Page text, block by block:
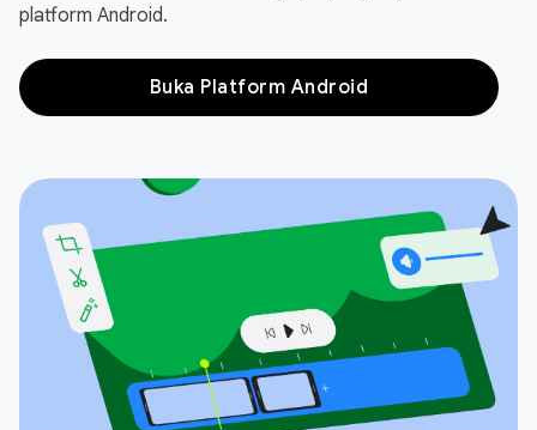
platform Android.
Buka Platform Android